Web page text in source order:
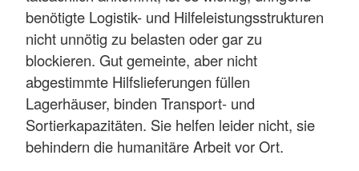
benötigte Logistik- und Hilfeleistungsstrukturen
nicht unnötig zu belasten oder gar zu
blockieren. Gut gemeinte, aber nicht
abgestimmte Hilfslieferungen füllen
Lagerhäuser, binden Transport- und
Sortierkapazitäten. Sie helfen leider nicht, sie
behindern die humanitäre Arbeit vor Ort.